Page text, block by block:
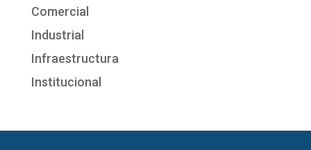
Comercial
Industrial
Infraestructura
Institucional